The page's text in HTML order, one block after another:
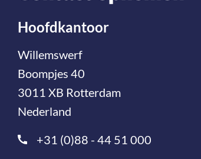
Hoofdkantoor
Willemswerf
Boompjes 40
3011 XB Rotterdam
Nederland
+31 (0)88 - 44 51 000